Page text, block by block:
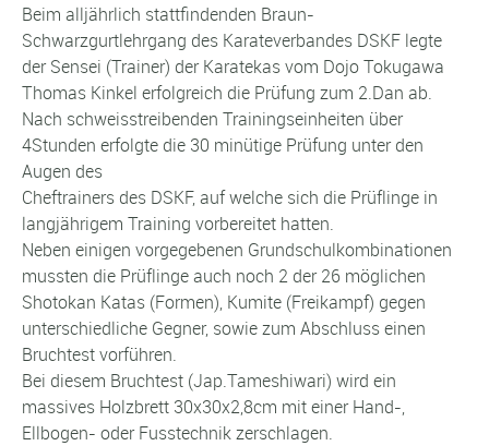
Beim alljährlich stattfindenden Braun-
Schwarzgurtlehrgang des Karateverbandes DSKF legte
der Sensei (Trainer) der Karatekas vom Dojo Tokugawa
Thomas Kinkel erfolgreich die Prüfung zum 2.Dan ab.
Nach schweisstreibenden Trainingseinheiten über
4Stunden erfolgte die 30 minütige Prüfung unter den
Augen des
Cheftrainers des DSKF, auf welche sich die Prüflinge in
langjährigem Training vorbereitet hatten.
Neben einigen vorgegebenen Grundschulkombinationen
mussten die Prüflinge auch noch 2 der 26 möglichen
Shotokan Katas (Formen), Kumite (Freikampf) gegen
unterschiedliche Gegner, sowie zum Abschluss einen
Bruchtest vorführen.
Bei diesem Bruchtest (Jap.Tameshiwari) wird ein
massives Holzbrett 30x30x2,8cm mit einer Hand-,
Ellbogen- oder Fusstechnik zerschlagen.